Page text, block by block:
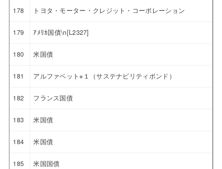
178 トヨタ・モーター・クレジット・コーポレーション
179 ｱﾒﾘｶ国債\n[L2327]
180 米国債
181 アルファベット※１（サステナビリティボンド）
182 フランス国債
183 米国債
184 米国債
185 米国国債